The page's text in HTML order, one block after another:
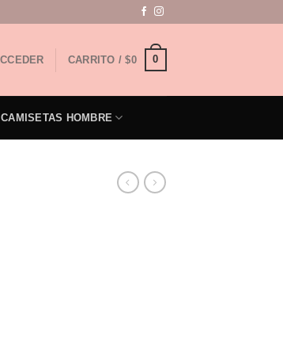
CARRITO /$0 0
CAMISETAS HOMBRE